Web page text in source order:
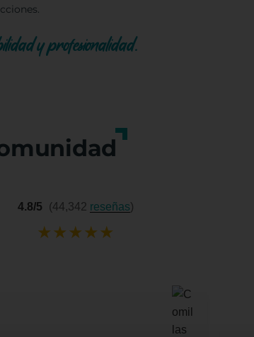
y profesionalidad.
4.8/5 (44,342 reseñas)
★★★★★